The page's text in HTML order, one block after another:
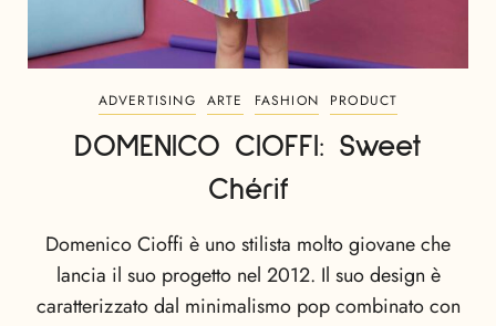
ADVERTISING ARTE FASHION PRODUCT
DOMENICO CIOFFI: Sweet
Chérif
Domenico Cioffi è uno stilista molto giovane che
lancia il suo progetto nel 2012. Il suo design è
caratterizzato dal minimalismo pop combinato con